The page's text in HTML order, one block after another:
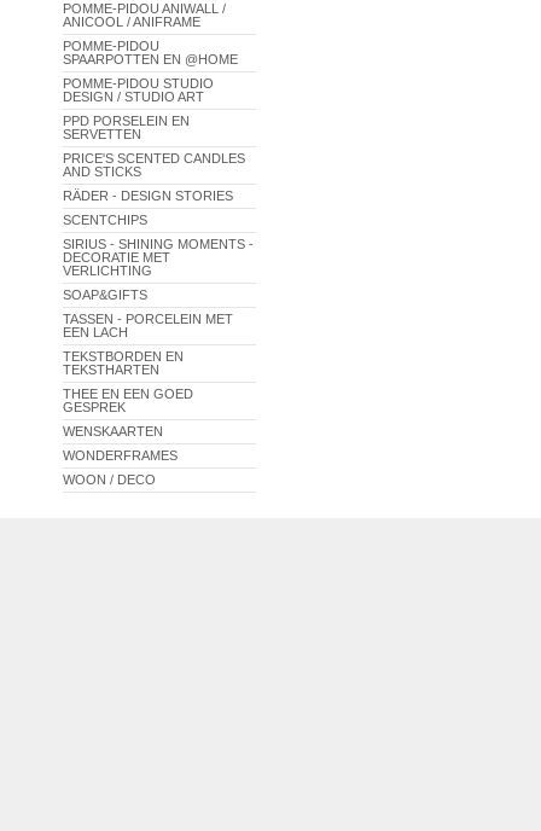
POMME-PIDOU ANIWALL /
ANICOOL / ANIFRAME
POMME-PIDOU
SPAARPOTTEN EN @HOME
POMME-PIDOU STUDIO
DESIGN / STUDIO ART
PPD PORSELEIN EN
SERVETTEN
PRICE'S SCENTED CANDLES
AND STICKS
RÄDER - DESIGN STORIES
SCENTCHIPS
SIRIUS - SHINING MOMENTS -
DECORATIE MET
VERLICHTING
SOAP&GIFTS
TASSEN - PORCELEIN MET
EEN LACH
TEKSTBORDEN EN
TEKSTHARTEN
THEE EN EEN GOED
GESPREK
WENSKAARTEN
WONDERFRAMES
WOON / DECO